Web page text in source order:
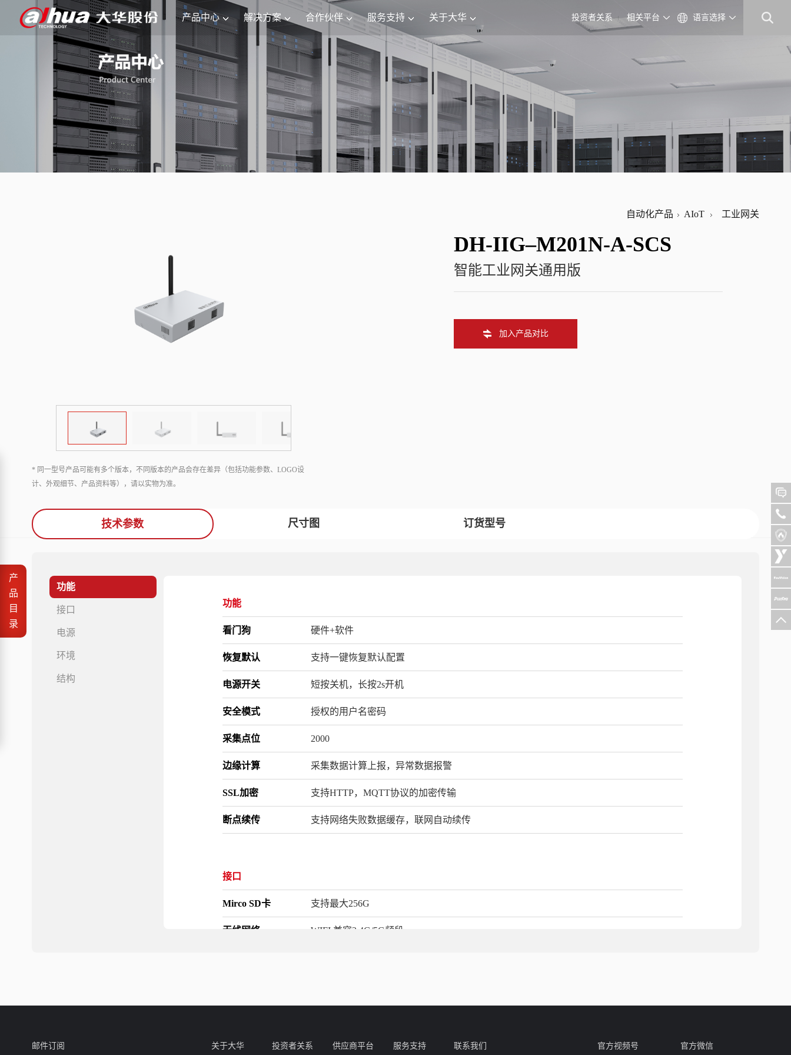
语言选择
相关平台
投资者关系
产品中心 解决方案 合作伙伴 服务支持 关于大华
自动化产品 AIoT 工业网关
* 同一型号产品可能有多个版本，不同版本的产品会存在差异（包括功能参数、LOGO设
计、外观细节、产品资料等），请以实物为准。
DH-IIG–M201N-A-SCS
智能工业网关通用版
加入产品对比
技术参数 尺寸图 订货型号
功能
接口
电源
环境
结构
功能
看门狗 硬件+软件
恢复默认 支持一键恢复默认配置
电源开关 短按关机，长按2s开机
安全模式 授权的用户名密码
采集点位 2000
边缘计算 采集数据计算上报，异常数据报警
SSL加密 支持HTTP，MQTT协议的加密传输
断点续传 支持网络失败数据缓存，联网自动续传
接口
Mirco SD卡 支持最大256G
无线网络 WIFI 兼容2.4G/5G频段
产
品
目
录
邮件订阅 关于大华 投资者关系 供应商平台 服务支持 联系我们 官方视频号 官方微信